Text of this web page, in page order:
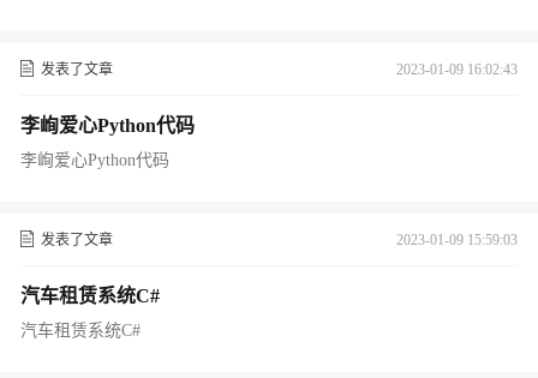
发表了文章 2023-01-09 16:02:43
李峋爱心Python代码
李峋爱心Python代码
发表了文章 2023-01-09 15:59:03
汽车租赁系统C#
汽车租赁系统C#